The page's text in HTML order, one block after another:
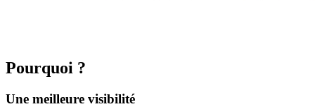
Pourquoi ?
Une meilleure visibilité